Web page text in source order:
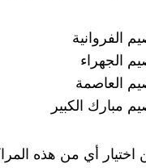
الفروانية
الجهراء
العاصمة
مبارك الكبير
اختيار أي من هذه